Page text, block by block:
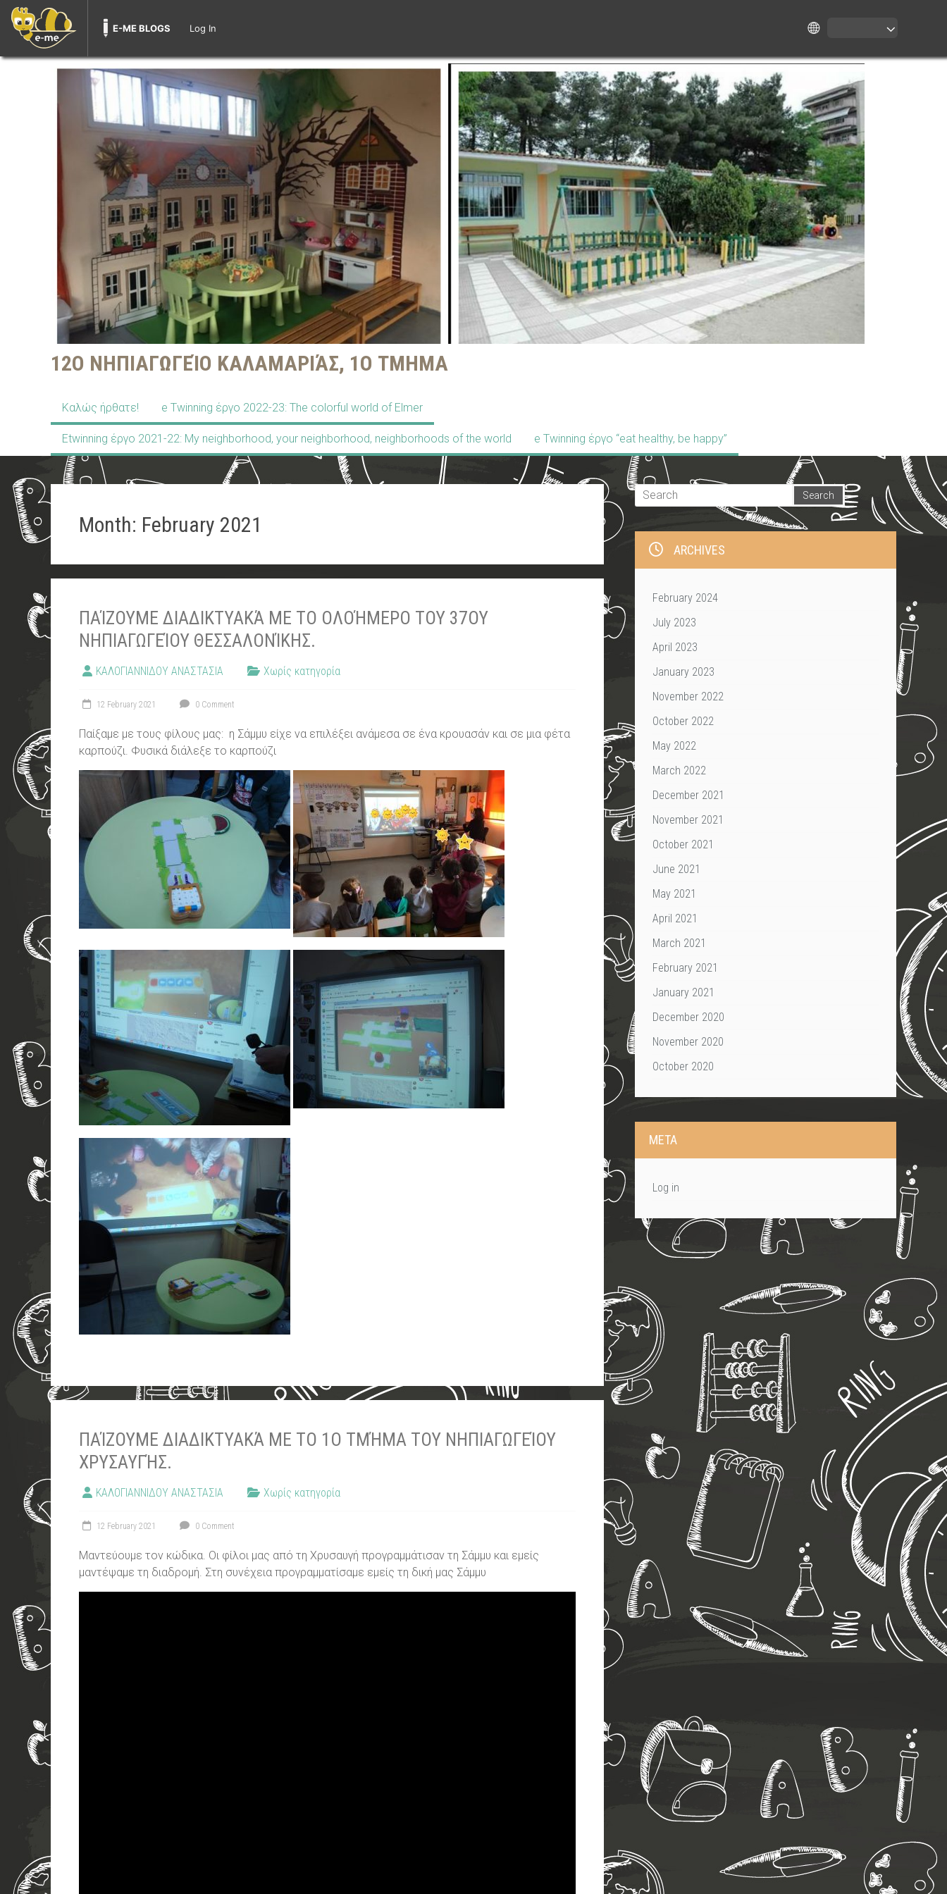
E-ME BLOGS Log In
Skip
12Ο ΝΗΠΙΑΓΩΓΕΊΟ ΚΑΛΑΜΑΡΙΆΣ, 1Ο ΤΜΗΜΑ
Kαλώς ήρθατε! e Twinning έργο 2022-23: The colorful world of Elmer
Etwinning έργο 2021-22: My neighborhood, your neighborhood, neighborhoods of the world e Twinning έργο “eat healthy, be happy”
Month: February 2021
ΠΑΊΖΟΥΜΕ ΔΙΑΔΙΚΤΥΑΚΆ ΜΕ ΤΟ ΟΛΟΉΜΕΡΟ ΤΟΥ 37ΟΥ
ΝΗΠΙΑΓΩΓΕΊΟΥ ΘΕΣΣΑΛΟΝΊΚΗΣ.
ΚΑΛΟΓΙΑΝΝΙΔΟΥ ΑΝΑΣΤΑΣΙΑ Χωρίς κατηγορία
12 February 2021 0 Comment
Παίξαμε με τους φίλους μας: η Σάμμυ είχε να επιλέξει ανάμεσα σε ένα κρουασάν και σε μια φέτα
καρπούζι. Φυσικά διάλεξε το καρπούζι
ΠΑΊΖΟΥΜΕ ΔΙΑΔΙΚΤΥΑΚΆ ΜΕ ΤΟ 1Ο ΤΜΉΜΑ ΤΟΥ ΝΗΠΙΑΓΩΓΕΊΟΥ
ΧΡΥΣΑΥΓΉΣ.
ΚΑΛΟΓΙΑΝΝΙΔΟΥ ΑΝΑΣΤΑΣΙΑ Χωρίς κατηγορία
12 February 2021 0 Comment
Μαντεύουμε τον κώδικα. Οι φίλοι μας από τη Χρυσαυγή προγραμμάτισαν τη Σάμμυ και εμείς
μαντέψαμε τη διαδρομή. Στη συνέχεια προγραμματίσαμε εμείς τη δική μας Σάμμυ
ARCHIVES
February 2024
July 2023
April 2023
January 2023
November 2022
October 2022
May 2022
March 2022
December 2021
November 2021
October 2021
June 2021
May 2021
April 2021
March 2021
February 2021
January 2021
December 2020
November 2020
October 2020
META
Log in